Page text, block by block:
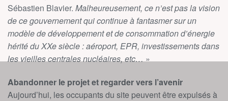
Sébastien Blavier. Malheureusement, ce n’est pas la vision
de ce gouvernement qui continue à fantasmer sur un
modèle de développement et de consommation d’énergie
hérité du XXe siècle : aéroport, EPR, investissements dans
les vieilles centrales nucléaires, etc…»
Abandonner le projet et regarder vers l’avenir
Aujourd’hui, les occupants du site peuvent être expulsés à